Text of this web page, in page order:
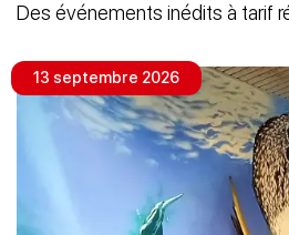
Des événements inédits à tarif
13 septembre 2026